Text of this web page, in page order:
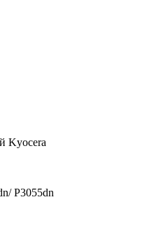
Kyocera
P3055dn